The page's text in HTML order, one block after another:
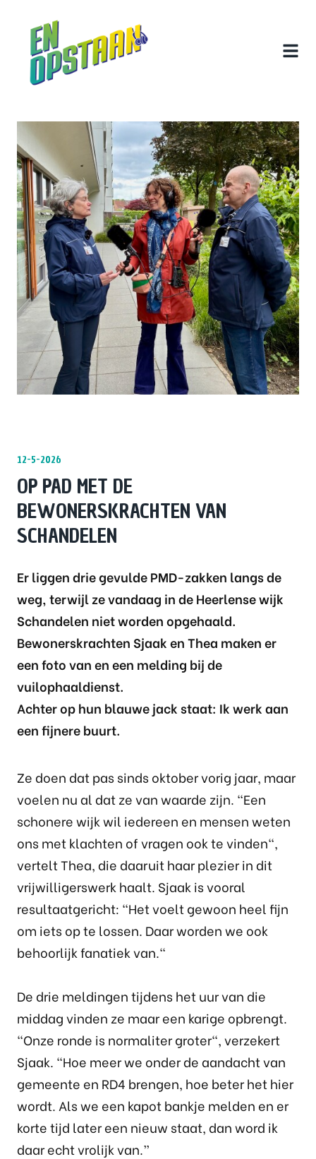
12-5-2026
OP PAD MET DE
BEWONERSKRACHTEN VAN
SCHANDELEN
Er liggen drie gevulde PMD-zakken langs de
weg, terwijl ze vandaag in de Heerlense wijk
Schandelen niet worden opgehaald.
Bewonerskrachten Sjaak en Thea maken er
een foto van en een melding bij de
vuilophaaldienst.
Achter op hun blauwe jack staat: Ik werk aan
een fijnere buurt.
Ze doen dat pas sinds oktober vorig jaar, maar
voelen nu al dat ze van waarde zijn. “Een
schonere wijk wil iedereen en mensen weten
ons met klachten of vragen ook te vinden",
vertelt Thea, die daaruit haar plezier in dit
vrijwilligerswerk haalt. Sjaak is vooral
resultaatgericht: “Het voelt gewoon heel fijn
om iets op te lossen. Daar worden we ook
behoorlijk fanatiek van."
De drie meldingen tijdens het uur van die
middag vinden ze maar een karige opbrengt.
"Onze ronde is normaliter groter", verzekert
Sjaak. "Hoe meer we onder de aandacht van
gemeente en RD4 brengen, hoe beter het hier
wordt. Als we een kapot bankje melden en er
korte tijd later een nieuw staat, dan word ik
daar echt vrolijk van.”